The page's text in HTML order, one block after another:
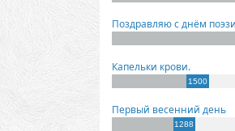
Капельки крови.
1500
Первый весенний день
1288